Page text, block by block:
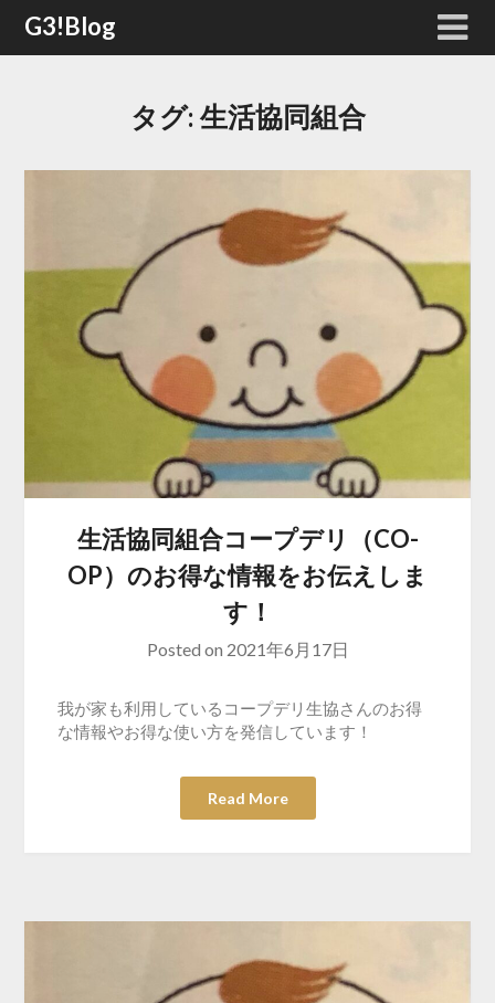
SkipG3!Blog
タグ: 生活協同組合
生活協同組合コープデリ（CO-
OP）のお得な情報をお伝えしま
す！
Posted on 2021年6月17日
我が家も利用しているコープデリ生協さんのお得
な情報やお得な使い方を発信しています！
Read More